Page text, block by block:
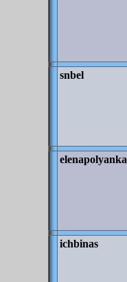
snbel
elenapolyanka
ichbinas